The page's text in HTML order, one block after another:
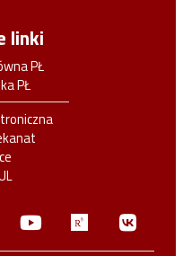
linki
PŁ
PŁ
Youtube